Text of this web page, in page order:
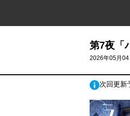
第7夜「
2026年05月04
次回更新